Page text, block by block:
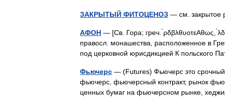
ЗАКРЫТЫЙ ФИТОЦЕНОЗ — см. закрытое
АФОН — [Св. Гора; греч. ̀ρδβλθυοτεΑθως,
правосл. монашества, расположенное в
под церковной юрисдикцией К польского
Фьючерс — (Futures) Фьючерс это срочный
фьючерс, фьючерсный контракт, рынок
ценных бумаг на фьючерсном рынке,